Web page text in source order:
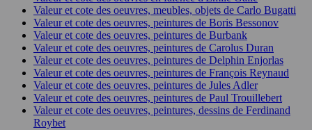
Valeur et cote des oeuvres, meubles, objets de Carlo Bugatti
Valeur et cote des oeuvres, peintures de Boris Bessonov
Valeur et cote des oeuvres, peintures de Burbank
Valeur et cote des oeuvres, peintures de Carolus Duran
Valeur et cote des oeuvres, peintures de Delphin Enjorlas
Valeur et cote des oeuvres, peintures de François Reynaud
Valeur et cote des oeuvres, peintures de Jules Adler
Valeur et cote des oeuvres, peintures de Paul Trouillebert
Valeur et cote des oeuvres, peintures, dessins de Ferdinand
Roybet